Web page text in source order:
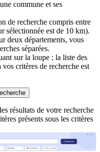
commune et ses
de recherche compris entre
sélectionnée est de 10 km).
deux départements, vous
séparées.
sur la loupe ; la liste des
critères de recherche est
résultats de votre recherche
présents sous les critères